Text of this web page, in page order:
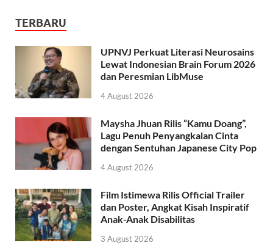
TERBARU
UPNVJ Perkuat Literasi Neurosains
Lewat Indonesian Brain Forum 2026
dan Peresmian LibMuse
4 August 2026
Maysha Jhuan Rilis “Kamu Doang”,
Lagu Penuh Penyangkalan Cinta
dengan Sentuhan Japanese City Pop
4 August 2026
Film Istimewa Rilis Official Trailer
dan Poster, Angkat Kisah Inspiratif
Anak-Anak Disabilitas
3 August 2026